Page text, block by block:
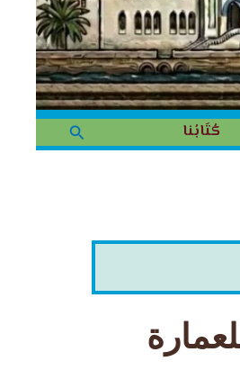
كُتَابُنا البحث